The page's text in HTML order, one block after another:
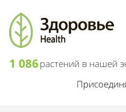
1 086растений в нашей